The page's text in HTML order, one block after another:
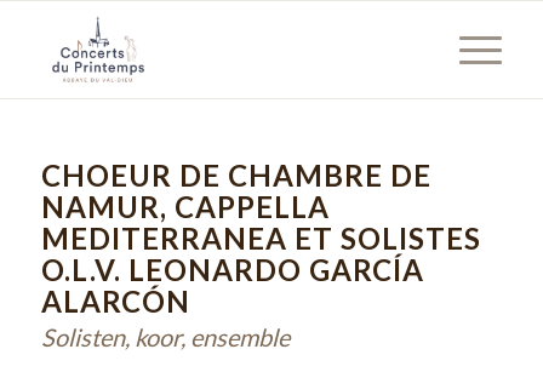
CHOEUR DE CHAMBRE DE
NAMUR, CAPPELLA
MEDITERRANEA ET SOLISTES
O.L.V. LEONARDO GARCÍA
ALARCÓN
Solisten, koor, ensemble